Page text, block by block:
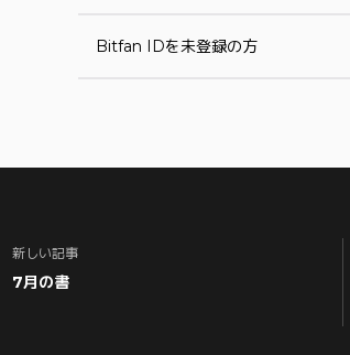
Bitfan IDを未登録の方
新しい記事
7月の書